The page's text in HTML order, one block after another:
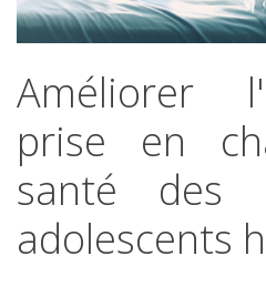
Améliorer
prise
en
santé
des
adolescents